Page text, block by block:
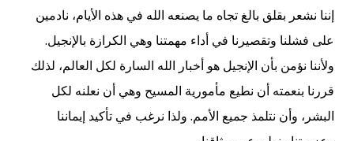
إننا نشعر بقلق بالغ تجاه ما يصنعه الله في هذه الأيام، نادمين
على فشلنا وتقصيرنا في أداء مهمتنا وهي الكرازة بالإنجيل.
ولأننا نؤمن بأن الإنجيل هو أخبار الله السارة لكل العالم، لذلك
قررنا بنعمته أن نطيع مأمورية المسيح وهي أن نعلنه لكل
البشر، وأن نتلمذ جميع الأمم. ولذا نرغب في تأكيد إيماننا